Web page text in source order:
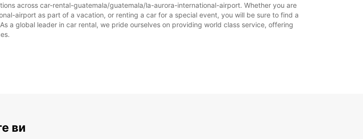
across car-rental-guatemala/guatemala/la-aurora-international-airport. Whether you are
airport as part of a vacation, or renting a car for a special event, you will be sure to find a
a global leader in car rental, we pride ourselves on providing world class service, offering
ви